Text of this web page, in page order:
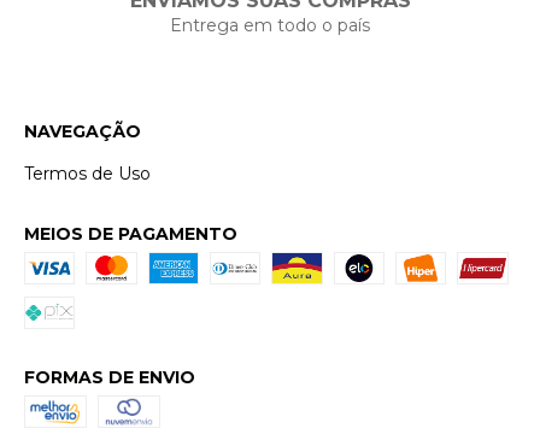
Entrega em todo o país
NAVEGAÇÃO
Termos de Uso
MEIOS DE PAGAMENTO
FORMAS DE ENVIO